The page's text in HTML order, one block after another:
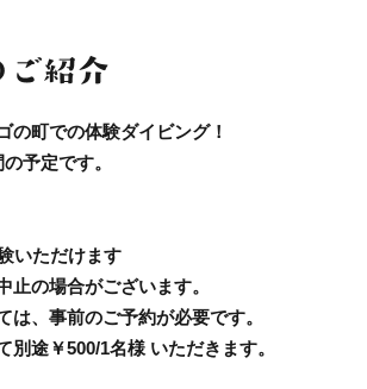
の町での体験ダイビング！
予定です。
いただけます
の場合がございます。
、事前のご予約が必要です。
途￥500/1名様 いただきます。